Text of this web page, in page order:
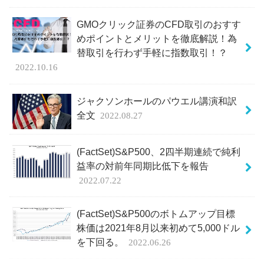
GMOクリック証券のCFD取引のおすす
めポイントとメリットを徹底解説！為
替取引を行わず手軽に指数取引！？
2022.10.16
ジャクソンホールのパウエル講演和訳
全文
2022.08.27
(FactSet)S&P500、2四半期連続で純利
益率の対前年同期比低下を報告
2022.07.22
(FactSet)S&P500のボトムアップ目標
株価は2021年8月以来初めて5,000ドル
を下回る。
2022.06.26